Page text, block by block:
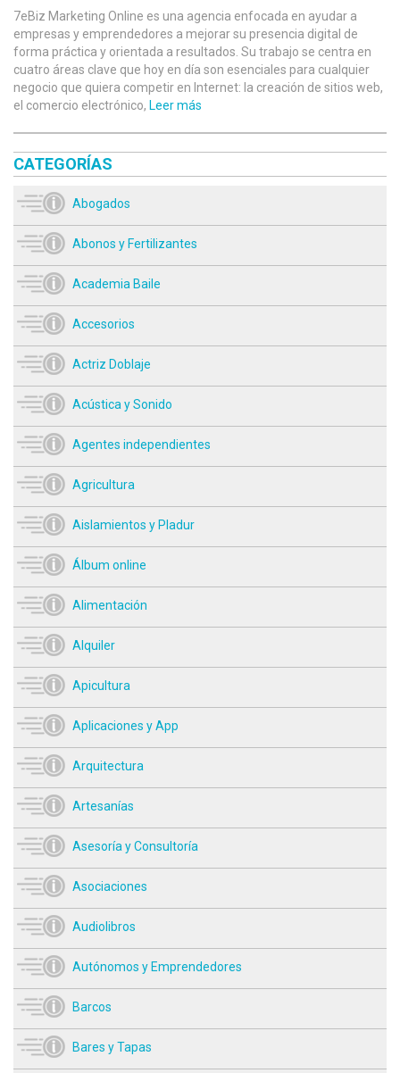
7eBiz Marketing Online es una agencia enfocada en ayudar a
empresas y emprendedores a mejorar su presencia digital de
forma práctica y orientada a resultados. Su trabajo se centra en
cuatro áreas clave que hoy en día son esenciales para cualquier
negocio que quiera competir en Internet: la creación de sitios web,
el comercio electrónico, Leer más
CATEGORÍAS
Abogados
Abonos y Fertilizantes
Academia Baile
Accesorios
Actriz Doblaje
Acústica y Sonido
Agentes independientes
Agricultura
Aislamientos y Pladur
Álbum online
Alimentación
Alquiler
Apicultura
Aplicaciones y App
Arquitectura
Artesanías
Asesoría y Consultoría
Asociaciones
Audiolibros
Autónomos y Emprendedores
Barcos
Bares y Tapas